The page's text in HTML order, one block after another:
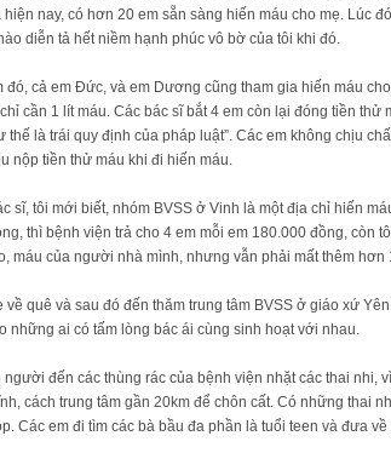
nay, có hơn 20 em sẵn sàng hiến máu cho mẹ. Lúc
diễn tả hết niềm hạnh phúc vô bờ của tôi khi đó.
cả em Đức, và em Dương cũng tham gia hiến máu
cần 1 lít máu. Các bác sĩ bắt 4 em còn lại đóng tiền thử
là trái quy định của pháp luật”. Các em không chịu
nộp tiền thử máu khi đi hiến máu.
sĩ, tôi mới biết, nhóm BVSS ở Vinh là một địa chỉ hiến
thì bệnh viện trả cho 4 em mỗi em 180.000 đồng, còn
máu của người nhà mình, nhưng vẫn phải mất thêm hơn
về quê và sau đó đến thăm trung tâm BVSS ở giáo xứ
ai có tấm lòng bác ái cùng sinh hoạt với nhau.
đến các thùng rác của bệnh viện nhặt các thai nhi,
cách trung tâm gần 20km để chôn cất. Có những thai
Các em đi tìm các bà bầu đa phần là tuổi teen và đưa